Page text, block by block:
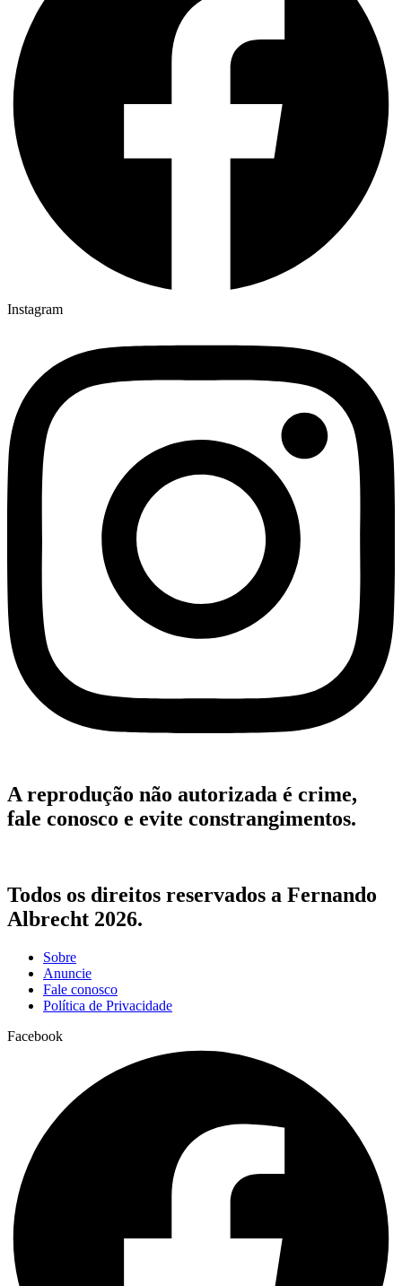
Instagram
A reprodução não autorizada é crime,
fale conosco e evite constrangimentos.
Todos os direitos reservados a Fernando
Albrecht 2026.
Sobre
Anuncie
Fale conosco
Política de Privacidade
Facebook